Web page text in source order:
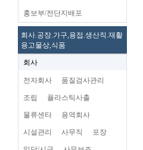
홍보부/전단지배포
회사.공장.가구,용접.생산직.재활
용고물상,식품
회사
전자회사 품질검사관리
조립 플라스틱사출
물류센타 용역회사
시설관리 사무직 포장